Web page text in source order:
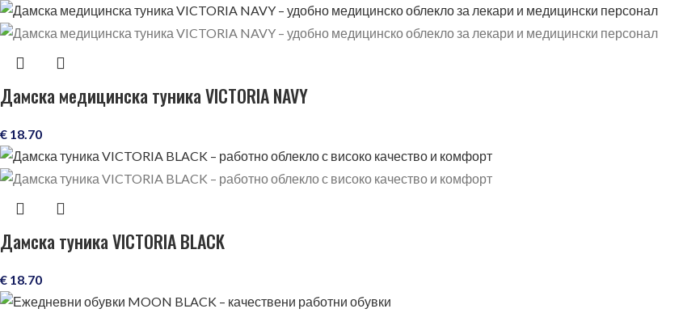
Дамска медицинска туника VICTORIA NAVY
€ 18.70
Дамска туника VICTORIA BLACK
€ 18.70